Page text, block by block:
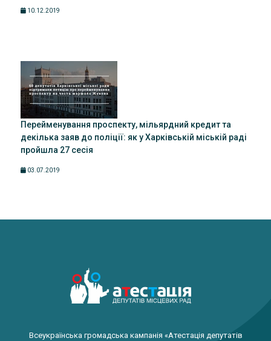
10.12.2019
Перейменування проспекту, мільярдний кредит та
декілька заяв до поліції: як у Харківській міській раді
пройшла 27 сесія
03.07.2019
Всеукраїнська громадська кампанія «Атестація депутатів